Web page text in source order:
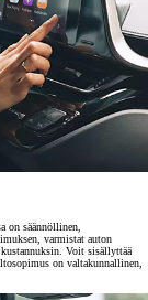
on säännöllinen,
varmistat auton
Voit sisällyttää
on valtakunnallinen,